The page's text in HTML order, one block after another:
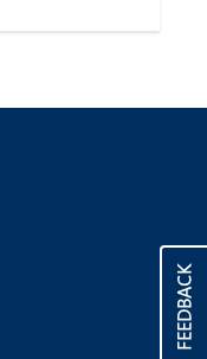
FEEDBACK